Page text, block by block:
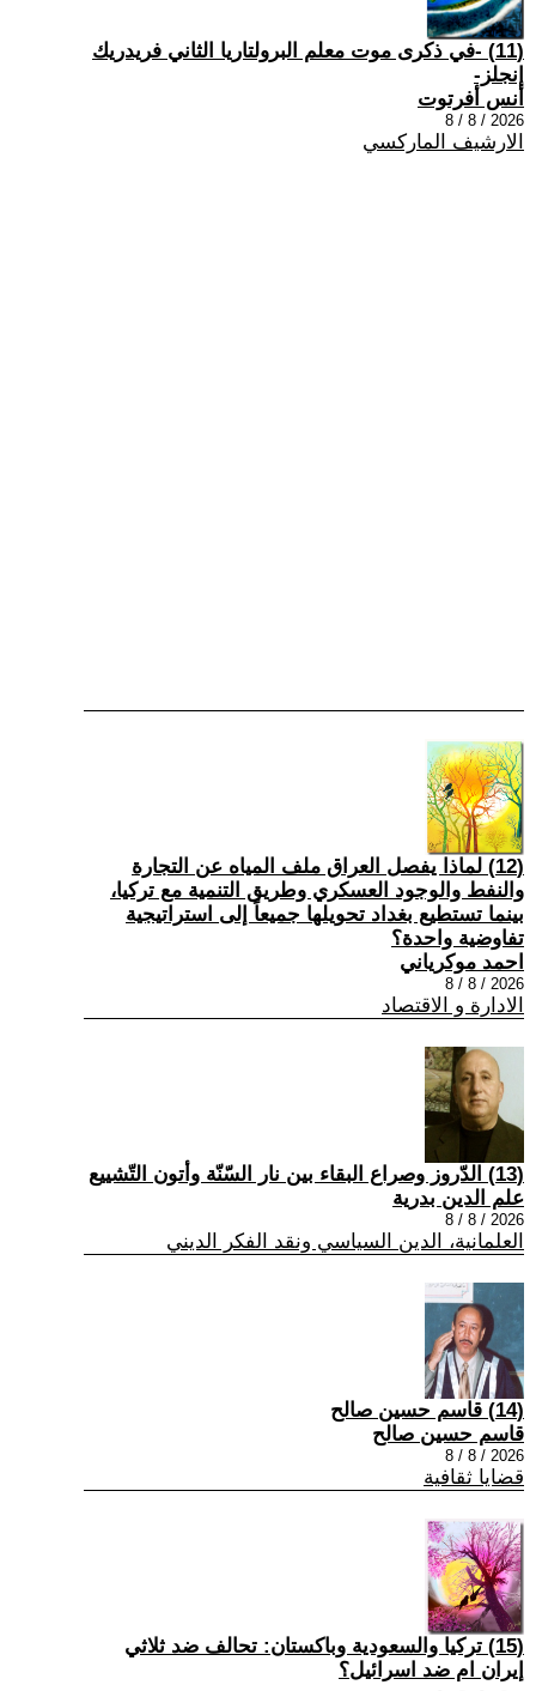
(11) -في ذكرى موت معلم البرولتاريا الثاني فريدريك
إنجلز-
أنس أفرتوت
2026 / 8 / 8
الارشيف الماركسي
(12) لماذا يفصل العراق ملف المياه عن التجارة
والنفط والوجود العسكري وطريق التنمية مع تركيا،
بينما تستطيع بغداد تحويلها جميعاً إلى استراتيجية
تفاوضية واحدة؟
احمد موكرياني
2026 / 8 / 8
الادارة و الاقتصاد
(13) الدّروز وصراع البقاء بين نار السّنّة وأتون التّشييع
علم الدين بدرية
2026 / 8 / 8
العلمانية، الدين السياسي ونقد الفكر الديني
(14) قاسم حسين صالح
قاسم حسين صالح
2026 / 8 / 8
قضايا ثقافية
(15) تركيا والسعودية وباكستان: تحالف ضد ثلاثي
إيران ام ضد اسرائيل؟